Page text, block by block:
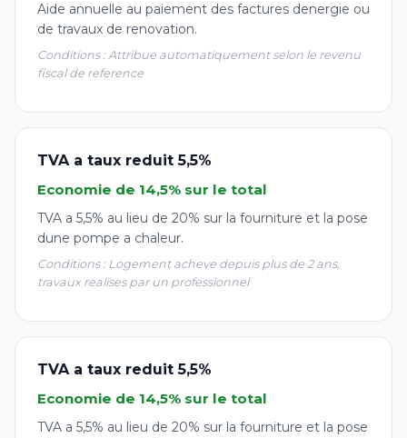
Aide annuelle au paiement des factures denergie ou
de travaux de renovation.
Conditions : Attribue automatiquement selon le revenu
fiscal de reference
TVA a taux reduit 5,5%
Economie de 14,5% sur le total
TVA a 5,5% au lieu de 20% sur la fourniture et la pose
dune pompe a chaleur.
Conditions : Logement acheve depuis plus de 2 ans,
travaux realises par un professionnel
TVA a taux reduit 5,5%
Economie de 14,5% sur le total
TVA a 5,5% au lieu de 20% sur la fourniture et la pose